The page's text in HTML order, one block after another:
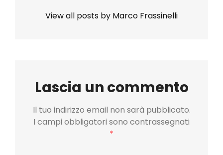
View all posts by Marco Frassinelli
Lascia un commento
Il tuo indirizzo email non sarà pubblicato.
I campi obbligatori sono contrassegnati
*